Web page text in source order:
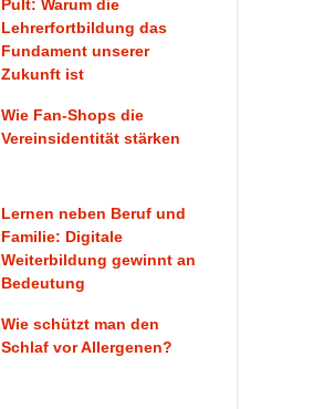
Pult: Warum die
Lehrerfortbildung das
Fundament unserer
Zukunft ist
Wie Fan-Shops die
Vereinsidentität stärken
Lernen neben Beruf und
Familie: Digitale
Weiterbildung gewinnt an
Bedeutung
Wie schützt man den
Schlaf vor Allergenen?